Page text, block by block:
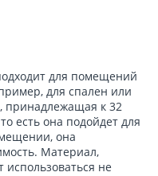
для помещений
для спален или
принадлежащая к 32
есть она подойдет для
она
Материал,
не